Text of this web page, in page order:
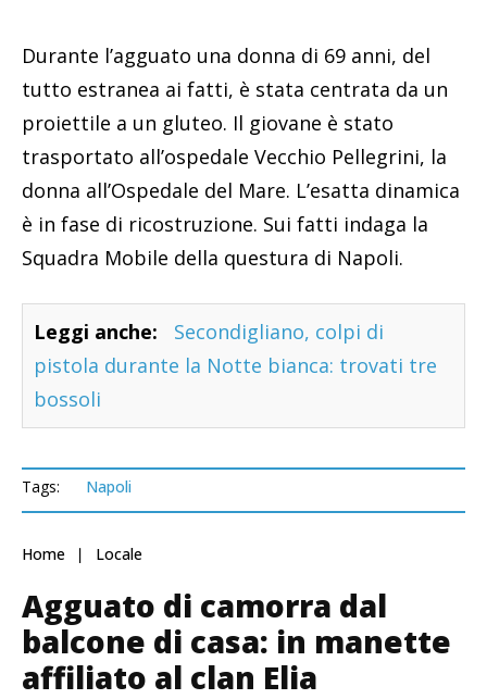
Durante l’agguato una donna di 69 anni, del
tutto estranea ai fatti, è stata centrata da un
proiettile a un gluteo. Il giovane è stato
trasportato all’ospedale Vecchio Pellegrini, la
donna all’Ospedale del Mare. L’esatta dinamica
è in fase di ricostruzione. Sui fatti indaga la
Squadra Mobile della questura di Napoli.
Leggi anche:
Secondigliano, colpi di
pistola durante la Notte bianca: trovati tre
bossoli
Tags: Napoli
Home Locale
Agguato di camorra dal
balcone di casa: in manette
affiliato al clan Elia